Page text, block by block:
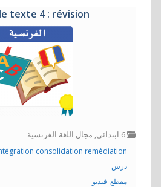
texte 4 : révision
6 ابتدائي , مجال اللغة الفرنسية
consolidation remédiation
درس
مقطع_فيديو